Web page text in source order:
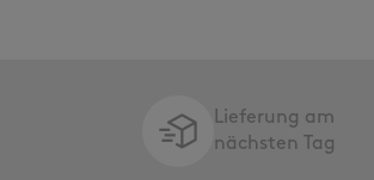
Lieferung am
nächsten Tag